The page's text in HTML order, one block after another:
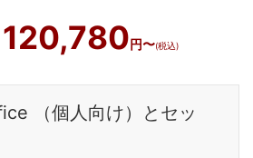
120,780円〜(税込)
（個人向け）とセッ